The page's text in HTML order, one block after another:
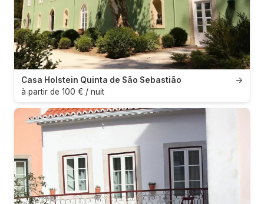
→
Casa Holstein Quinta de São Sebastião
à partir de 100 € / nuit